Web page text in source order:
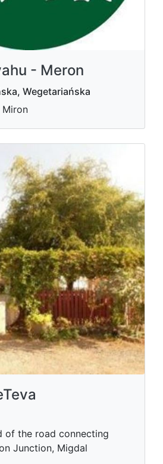
- Meron
Wegetariańska
Miron
of the road connecting
Junction, Migdal